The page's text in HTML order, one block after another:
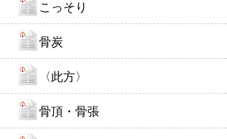
こっそり
骨炭
〈此方〉
骨頂・骨張